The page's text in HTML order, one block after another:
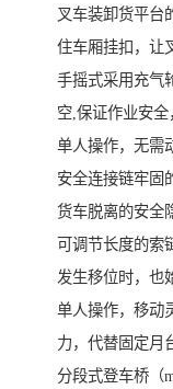
叉车装卸货平台
住车厢挂扣，让
手摇式采用充气
空,保证作业安
单人操作，无需
安全连接链牢固
货车脱离的安全
可调节长度的索
发生移位时，也
单人操作，移动
力，代替固定月
分段式登车桥（